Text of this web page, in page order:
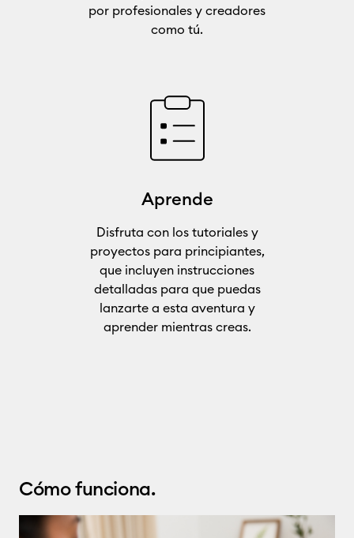
por profesionales y creadores
como tú.
Aprende
Disfruta con los tutoriales y
proyectos para principiantes,
que incluyen instrucciones
detalladas para que puedas
lanzarte a esta aventura y
aprender mientras creas.
Cómo funciona.